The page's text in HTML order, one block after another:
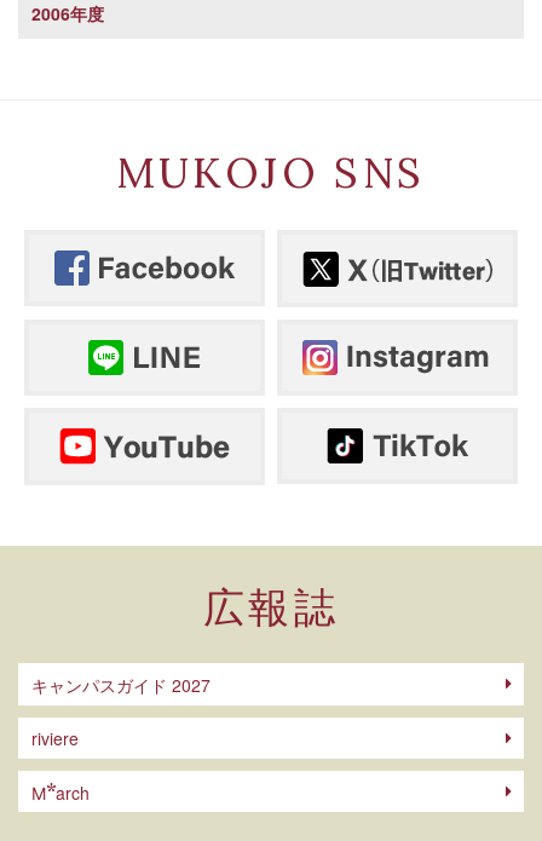
2006年度
MUKOJO SNS
広報誌
キャンパスガイド 2027
riviere
M arch